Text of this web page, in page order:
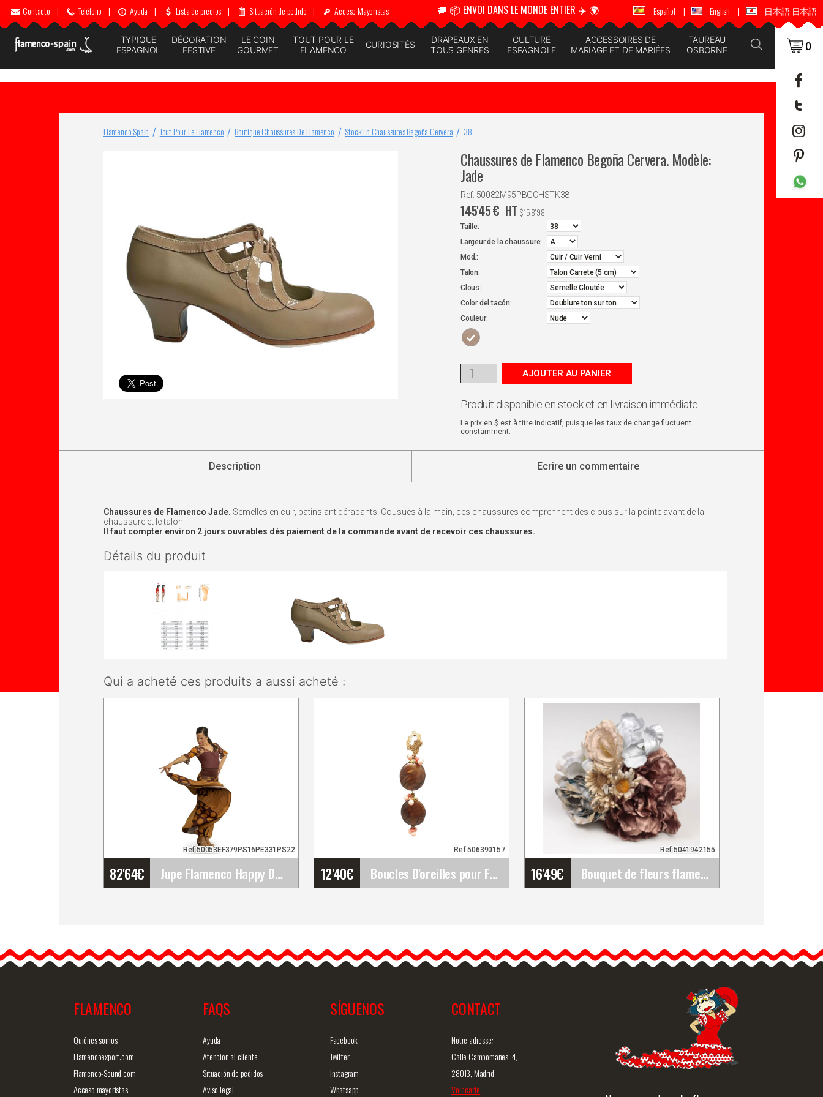
Contacto | Teléfono | Ayuda | Lista de precios | Situación de pedido | Acceso Mayoristas 🚚 📦 ENVOI DANS LE MONDE ENTIER ✈️ 🌍 🚚 📦 ENVOI DANS LE MONDE ENTIER ✈️ 🌍
Español | English | 日本語 日本語
TYPIQUE
ESPAGNOL
DÉCORATION
FESTIVE
LE COIN
GOURMET
TOUT POUR LE
FLAMENCO
CURIOSITÉS
DRAPEAUX EN
TOUS GENRES
CULTURE
ESPAGNOLE
ACCESSOIRES DE
MARIAGE ET DE MARIÉES
TAUREAU
OSBORNE
0
Flamenco Spain Tout Pour Le Flamenco Boutique Chaussures De Flamenco Stock En Chaussures Begoña Cervera 38
Chaussures de Flamenco Begoña Cervera. Modèle:
Jade
Ref: 50082M95PBGCHSTK38
145'45€ HT $158'98
Taille:
Largeur de la chaussure:
Mod.:
Talon:
Clous:
Color del tacón:
Couleur:
AJOUTER AU PANIER
Produit disponible en stock et en livraison immédiate
Le prix en $ est à titre indicatif, puisque les taux de change fluctuent
constamment.
Description Ecrire un commentaire
Chaussures de Flamenco Jade. Semelles en cuir, patins antidérapants. Cousues à la main, ces chaussures comprennent des clous sur la pointe avant de la
chaussure et le talon.
Il faut compter environ 2 jours ouvrables dès paiement de la commande avant de recevoir ces chaussures.
Détails du produit
Qui a acheté ces produits a aussi acheté :
82'64€ Jupe Flamenco Happy Dance. Ref. EF379PS16PE331PS22
Ref:50053EF379PS16PE331PS22
EF379PS16PE331PS22
Découvrez la jupe de danse
12'40€ Boucles D'oreilles pour Flamenco et Soirée
Ref:506390157
Nous vous présentons nos
boucles d'oreilles
16'49€ Bouquet de fleurs flamenco. Ref. 42155
Ref:5041942155
Les bouquets flamenco
composés de différentes
Vue rapide
FLAMENCO
Quiénes somos
Flamencoexport.com
Flamenco-Sound.com
Acceso mayoristas
FAQS
Ayuda
Atención al cliente
Situación de pedidos
Aviso legal
SÍGUENOS
Facebook
Twitter
Instagram
Whatsapp
CONTACT
Notre adresse:
Calle Campomanes, 4,
28013, Madrid
Voir carte